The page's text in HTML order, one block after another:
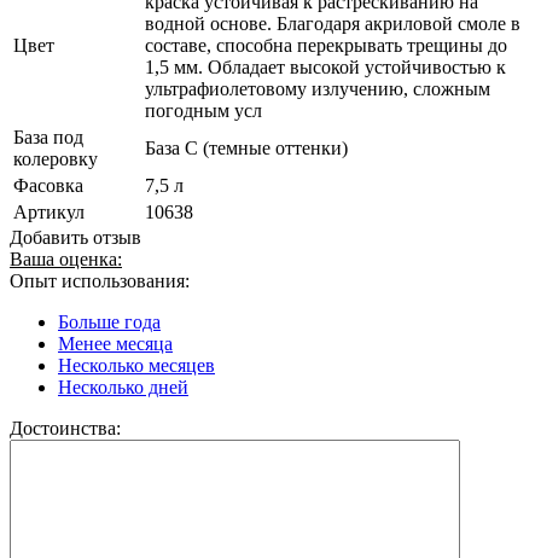
Цвет
водной основе. Благодаря акриловой смоле в
составе, способна перекрывать трещины до
1,5 мм. Обладает высокой устойчивостью к
ультрафиолетовому излучению, сложным
погодным усл
База под
колеровку
База С (темные оттенки)
Фасовка
7,5 л
Артикул
10638
Добавить отзыв
Ваша оценка:
Опыт использования:
Больше года
Менее месяца
Несколько месяцев
Несколько дней
Достоинства: